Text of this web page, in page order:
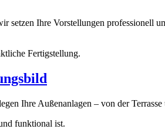
setzen Ihre Vorstellungen professionell
Fertigstellung.
Ihre Außenanlagen – von der
funktional ist.